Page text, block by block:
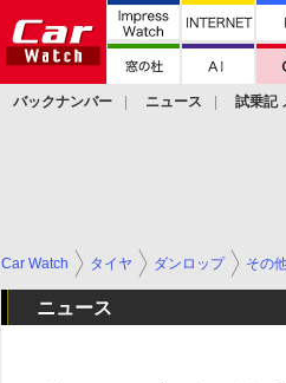
バックナンバー ニュース 試乗記
Car Watch タイヤ ダンロップ その
ニュース